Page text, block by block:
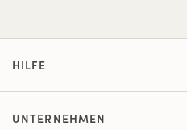
HILFE
UNTERNEHMEN